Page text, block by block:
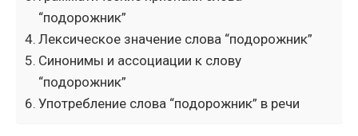
“подорожник”
Лексическое значение слова “подорожник”
Синонимы и ассоциации к слову
“подорожник”
Употребление слова “подорожник” в речи